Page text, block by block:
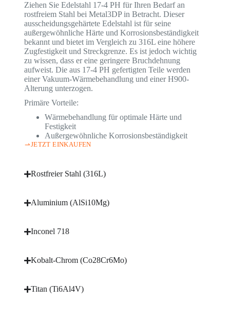
Ziehen Sie Edelstahl 17-4 PH für Ihren Bedarf an
rostfreiem Stahl bei Metal3DP in Betracht. Dieser
ausscheidungsgehärtete Edelstahl ist für seine
außergewöhnliche Härte und Korrosionsbeständigkeit
bekannt und bietet im Vergleich zu 316L eine höhere
Zugfestigkeit und Streckgrenze. Es ist jedoch wichtig
zu wissen, dass er eine geringere Bruchdehnung
aufweist. Die aus 17-4 PH gefertigten Teile werden
einer Vakuum-Wärmebehandlung und einer H900-
Alterung unterzogen.
Primäre Vorteile:
Wärmebehandlung für optimale Härte und
Festigkeit
Außergewöhnliche Korrosionsbeständigkeit
JETZT EINKAUFEN
Rostfreier Stahl (316L)
Aluminium (AlSi10Mg)
Inconel 718
Kobalt-Chrom (Co28Cr6Mo)
Titan (Ti6Al4V)